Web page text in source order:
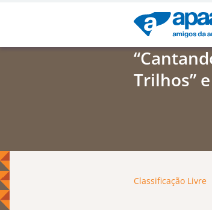
Trilhos”
Classificação Livre